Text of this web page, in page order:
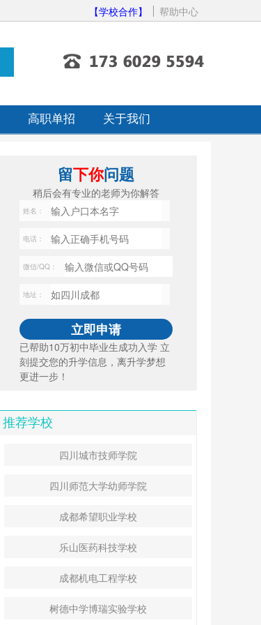
【学校合作】 帮助中心
高职单招 关于我们
留下你问题
稍后会有专业的老师为你解答
姓名：
电话：
微信/QQ：
地址：
已帮助10万初中毕业生成功入学 立
刻提交您的升学信息，离升学梦想
更进一步！
推荐学校
四川城市技师学院
四川师范大学幼师学院
成都希望职业学校
乐山医药科技学校
成都机电工程学校
树德中学博瑞实验学校